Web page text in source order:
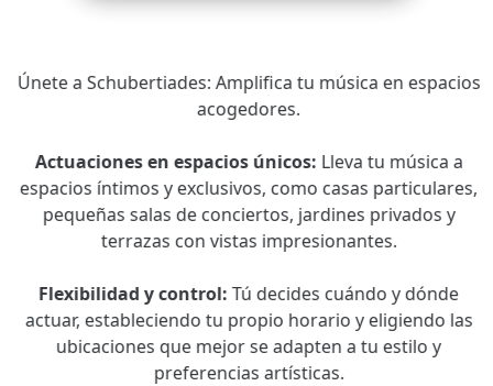
Únete a Schubertiades: Amplifica tu música en espacios
acogedores.
Actuaciones en espacios únicos:Lleva tu música a
espacios íntimos y exclusivos, como casas particulares,
pequeñas salas de conciertos, jardines privados y
terrazas con vistas impresionantes.
Flexibilidad y control:Tú decides cuándo y dónde
actuar, estableciendo tu propio horario y eligiendo las
ubicaciones que mejor se adapten a tu estilo y
preferencias artísticas.